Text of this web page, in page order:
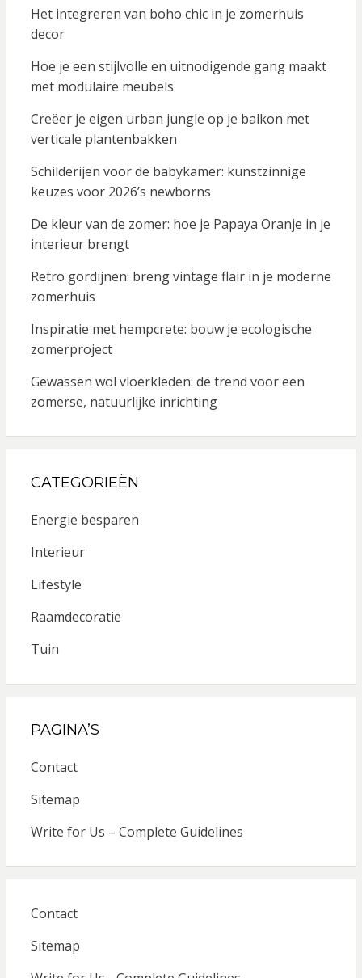
Het integreren van boho chic in je zomerhuis
decor
Hoe je een stijlvolle en uitnodigende gang maakt
met modulaire meubels
Creëer je eigen urban jungle op je balkon met
verticale plantenbakken
Schilderijen voor de babykamer: kunstzinnige
keuzes voor 2026’s newborns
De kleur van de zomer: hoe je Papaya Oranje in je
interieur brengt
Retro gordijnen: breng vintage flair in je moderne
zomerhuis
Inspiratie met hempcrete: bouw je ecologische
zomerproject
Gewassen wol vloerkleden: de trend voor een
zomerse, natuurlijke inrichting
CATEGORIEËN
Energie besparen
Interieur
Lifestyle
Raamdecoratie
Tuin
PAGINA’S
Contact
Sitemap
Write for Us – Complete Guidelines
Contact
Sitemap